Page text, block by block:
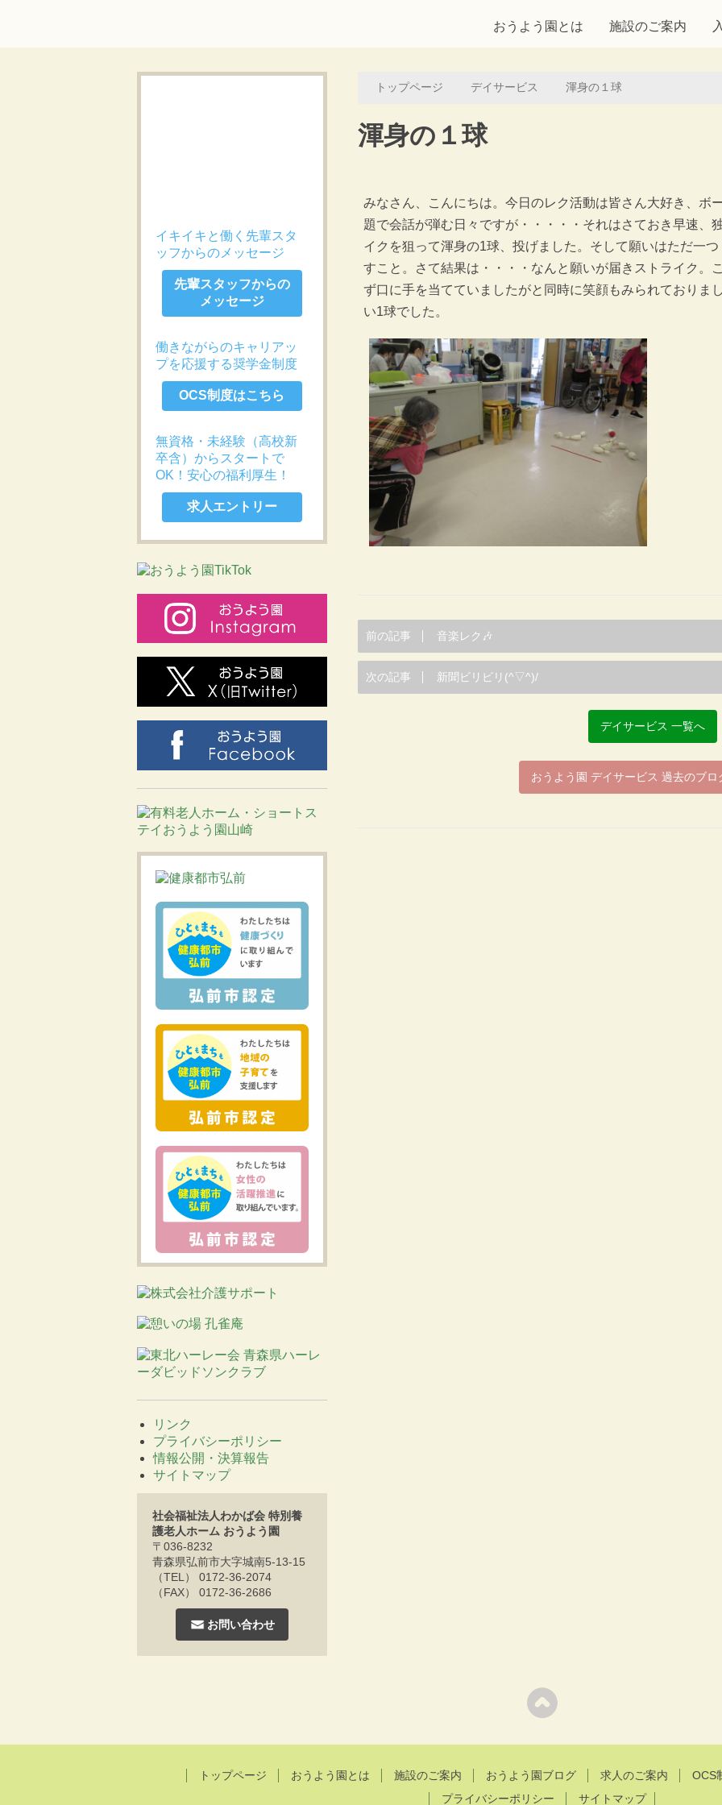
おうよう園とは 施設のご案内
トップページ デイサービス 渾身の１球
渾身の１球
みなさん、こんにちは。今日のレク活動は皆さん大好き、ボ
題で会話が弾む日々ですが・・・・・それはさておき早速、
イクを狙って渾身の1球、投げました。そして願いはただ一
すこと。さて結果は・・・・なんと願いが届きストライク。
ず口に手を当てていましたがと同時に笑顔もみられておりま
い1球でした。
前の記事 音楽レク🎶
次の記事 新聞ビリビリ(^▽^)/
デイサービス 一覧へ
おうよう園 デイサービス 過去のブロ
イキイキと働く先輩スタ
ッフからのメッセージ
先輩スタッフからの
メッセージ
働きながらのキャリアッ
プを応援する奨学金制度
OCS制度はこちら
無資格・未経験（高校新
卒含）からスタートで
OK！安心の福利厚生！
求人エントリー
リンク
プライバシーポリシー
情報公開・決算報告
サイトマップ
社会福祉法人わかば会 特別養
護老人ホーム おうよう園
〒036-8232
青森県弘前市大字城南5-13-15
（TEL） 0172-36-2074
（FAX） 0172-36-2686
お問い合わせ
トップページ おうよう園とは 施設のご案内 おうよう園ブログ 求人のご案内 OCS
プライバシーポリシー
サイトマップ